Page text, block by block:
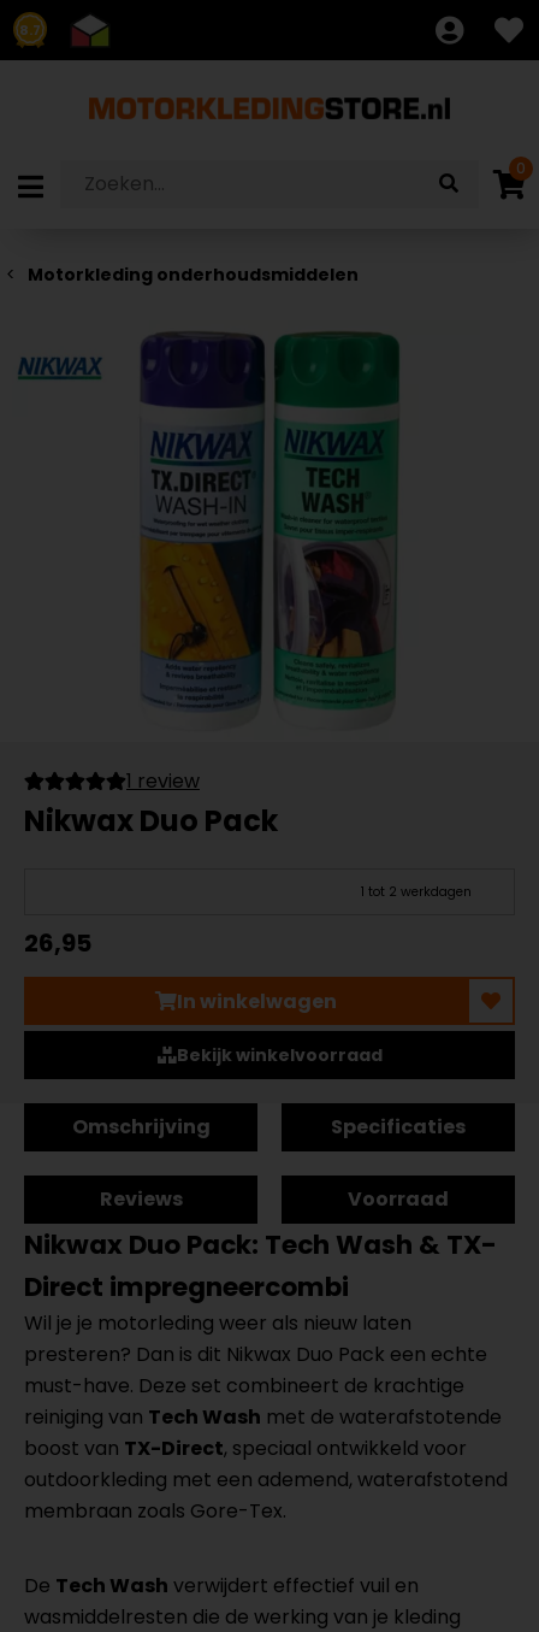
8.7
0
Motorkleding onderhoudsmiddelen
1 review
Nikwax Duo Pack
1 tot 2 werkdagen
26,95
In winkelwagen
Bekijk winkelvoorraad
Omschrijving Specificaties
Reviews Voorraad
Nikwax Duo Pack: Tech Wash & TX-
Direct impregneercombi
Wil je je motorleding weer als nieuw laten
presteren? Dan is dit Nikwax Duo Pack een echte
must-have. Deze set combineert de krachtige
reiniging van Tech Wash met de waterafstotende
boost van TX-Direct, speciaal ontwikkeld voor
outdoorkleding met een ademend, waterafstotend
membraan zoals Gore-Tex.
De Tech Wash verwijdert effectief vuil en
wasmiddelresten die de werking van je kleding